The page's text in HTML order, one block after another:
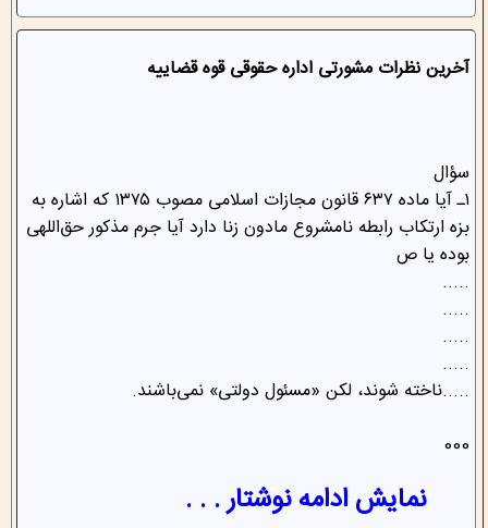
آخرین نظرات مشورتی اداره حقوقی قوه قضاییه
سؤال
۱ـ آیا ماده ۶۳۷ قانون مجازات اسلامی مصوب ۱۳۷۵ که اشاره به
بزه ارتکاب رابطه نامشروع مادون زنا دارد آیا جرم مذکور حق‌اللهی
بوده یا ص
.....
.....
.....
.....
.....ناخته شوند، لکن «مسئول دولتی» نمی‌­باشند.
000
نمایش ادامه نوشتار . . .